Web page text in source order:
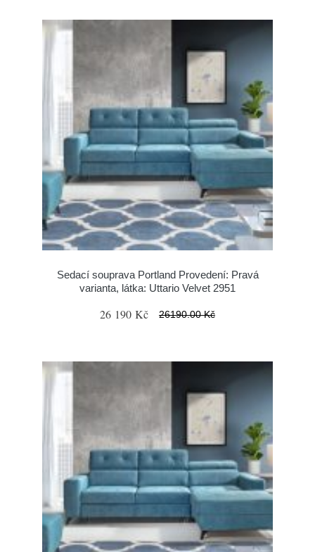
Sedací souprava Portland Provedení: Pravá
varianta, látka: Uttario Velvet 2951
26 190 Kč 26190.00 Kč